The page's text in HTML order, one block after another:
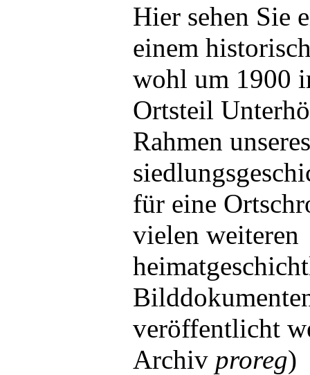
Hier sehen Sie
einem
wohl um 1900
Ortsteil
Rahmen unseres
für eine
vielen weiteren
veröffentlicht
Archiv proreg)